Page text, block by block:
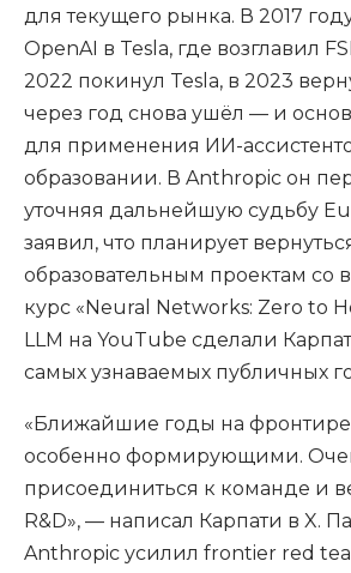
для текущего рынка. В 2017
OpenAI в Tesla, где возглавил
2022 покинул Tesla, в 2023
через год снова ушёл — и
для применения ИИ-
образовании. В Anthropic он
уточняя дальнейшую судьбу
заявил, что планирует
образовательным проектам со
курс «Neural Networks: Zero to
LLM на YouTube сделали
самых узнаваемых публичных
«Ближайшие годы на фронтире
особенно формирующими.
присоединиться к команде и
R&D», — написал Карпати в X.
Anthropic усилил frontier red